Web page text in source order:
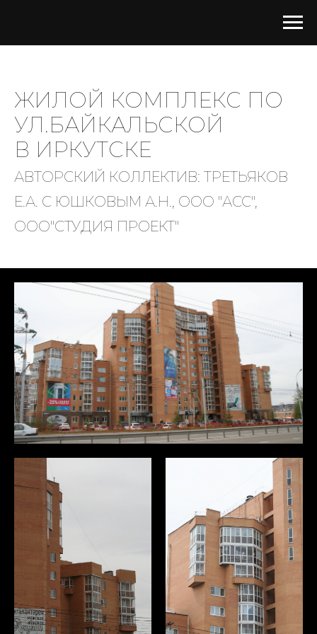
ЖИЛОЙ КОМПЛЕКС ПО
УЛ.БАЙКАЛЬСКОЙ
В ИРКУТСКЕ
АВТОРСКИЙ КОЛЛЕКТИВ: ТРЕТЬЯКОВ
Е.А. С ЮШКОВЫМ А.Н., ООО "АСС",
ООО"СТУДИЯ ПРОЕКТ"